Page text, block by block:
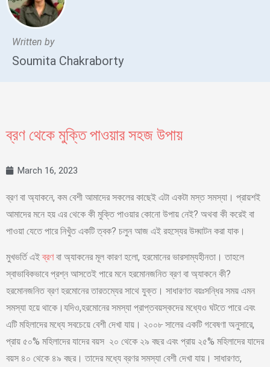
Written by
Soumita Chakraborty
ব্রণ থেকে মুক্তি পাওয়ার সহজ উপায়
March 16, 2023
ব্রণ বা অ্যাকনে, কম বেশী আমাদের সকলের কাছেই এটা একটা মস্ত সমস্যা। প্রায়শই
আমাদের মনে হয় এর থেকে কী মুক্তি পাওয়ার কোনো উপায় নেই? অথবা কী করেই বা
পাওয়া যেতে পারে নিখুঁত একটি ত্বক? চলুন আজ এই রহস্যের উদ্ঘাটন করা যাক।
মুখভর্তি এইব্রণবা অ্যাকনের মূল কারণ হলো, হরমোনের ভারসাম্যহীনতা। তাহলে
স্বাভাবিকভাবে প্রশ্ন আসতেই পারে মনে হরমোনজনিত ব্রণ বা অ্যাকনে কী?
হরমোনজনিত ব্রণ হরমোনের তারতম্যের সাথে যুক্ত। সাধারণত বয়ঃসন্ধির সময় এমন
সমস্যা হয়ে থাকে।যদিও,হরমোনের সমস্যা প্রাপ্তবয়স্কদের মধ্যেও ঘটতে পারে এবং
এটি মহিলাদের মধ্যে সবচেয়ে বেশী দেখা যায়। ২০০৮ সালের একটি গবেষণা অনুসারে,
প্রায় ৫০% মহিলাদের যাদের বয়স ২০ থেকে ২৯ বছর এবং প্রায় ২৫% মহিলাদের যাদের
বয়স ৪০ থেকে ৪৯ বছর। তাদের মধ্যে ব্রণর সমস্যা বেশী দেখা যায়। সাধারণত,